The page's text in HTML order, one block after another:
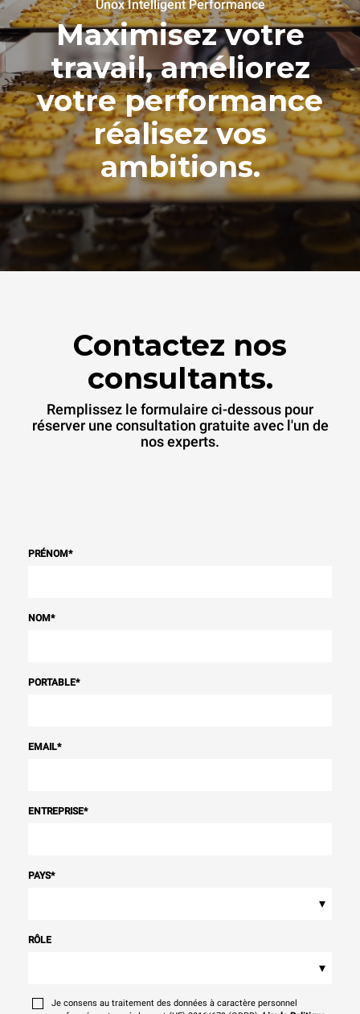
Unox Intelligent Performance
Maximisez votre
travail, améliorez
votre performance
réalisez vos
ambitions.
Contactez nos
consultants.
Remplissez le formulaire ci-dessous pour
réserver une consultation gratuite avec l'un de
nos experts.
PRÉNOM*
NOM*
PORTABLE*
EMAIL*
ENTREPRISE*
PAYS*
▾
RÔLE
▾
Je consens au traitement des données à caractère personnel